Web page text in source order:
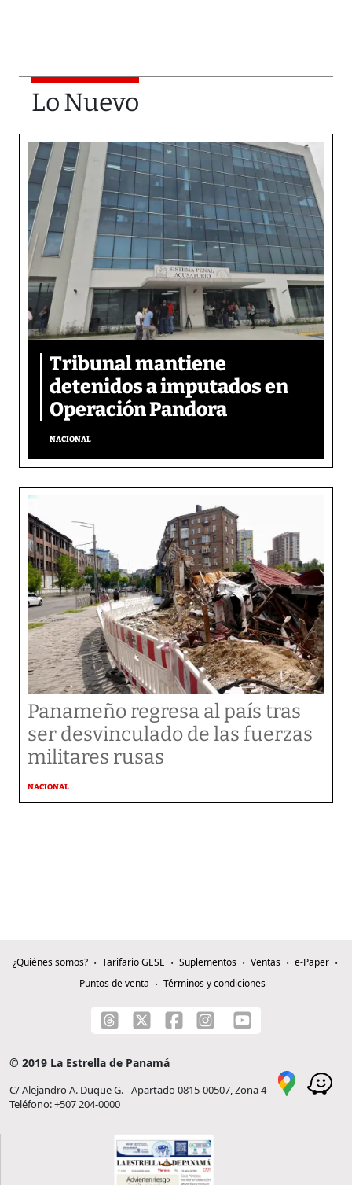
Lo Nuevo
Tribunal mantiene
detenidos a imputados en
Operación Pandora
NACIONAL
Panameño regresa al país tras
ser desvinculado de las fuerzas
militares rusas
NACIONAL
¿Quiénes somos? Tarifario GESE Suplementos Ventas
e-Paper
Puntos de venta
Términos y condiciones
© 2019 La Estrella de Panamá
C/ Alejandro A. Duque G. - Apartado 0815-00507, Zona 4
Teléfono: +507 204-0000